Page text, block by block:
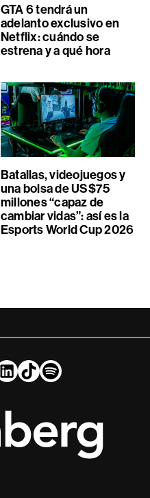
GTA 6 tendrá un
adelanto exclusivo en
Netflix: cuándo se
estrena y a qué hora
Batallas, videojuegos y
una bolsa de US$75
millones “capaz de
cambiar vidas”: así es la
Esports World Cup 2026